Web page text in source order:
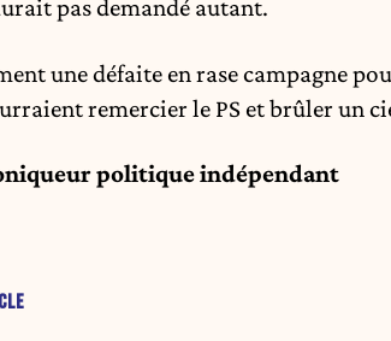
pas demandé autant.
une défaite en rase campagne
remercier le PS et brûler un
politique indépendant